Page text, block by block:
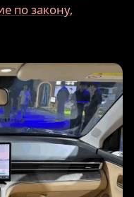
по закону,